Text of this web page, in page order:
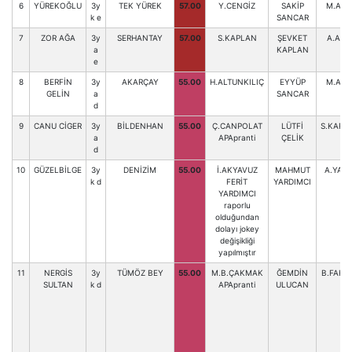
6 YÜREKOĞLU
3y
k e
TEK YÜREK 57.00 Y.CENGİZ
SAKİP
SANCAR
7 ZOR AĞA
3y
a
e
SERHANTAY 57.00 S.KAPLAN
ŞEVKET
KAPLAN
8
BERFİN
GELİN
3y
a
d
AKARÇAY 55.00 H.ALTUNKILIÇ
EYYÜP
SANCAR
9 CANU CİGER
3y
a
d
BİLDENHAN 55.00
Ç.CANPOLAT
APApranti
LÜTFİ
ÇELİK
10 GÜZELBİLGE
3y
k d
DENİZİM 55.00
İ.AKYAVUZ
FERİT
YARDIMCI
raporlu
olduğundan
dolayı jokey
değişikliği
yapılmıştır
MAHMUT
YARDIMCI
11
NERGİS
SULTAN
3y
k d
TÜMÖZ BEY 55.00
M.B.ÇAKMAK
APApranti
ĞEMDİN
ULUCAN